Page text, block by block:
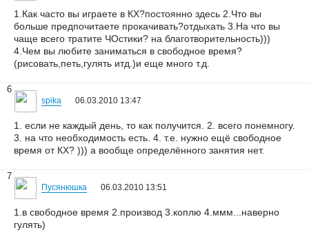
1.Как часто вы играете в КХ?постоянно здесь 2.Что вы
больше предпочитаете прокачивать?отдыхать 3.На что вы
чаще всего тратите ЧОстики? на благотворительность)))
4.Чем вы любите заниматься в свободное время?
(рисовать,петь,гулять итд.)и еще много т.д.
6
spika 06.03.2010 13:47
1. если не каждый день, то как получится. 2. всего понемногу.
3. на что необходимость есть. 4. т.е. нужно ещё свободное
время от КХ? ))) а вообще определённого занятия нет.
7
Пусянюшка 06.03.2010 13:51
1.в свободное время 2.производ 3.коплю 4.ммм...наверно
гулять)